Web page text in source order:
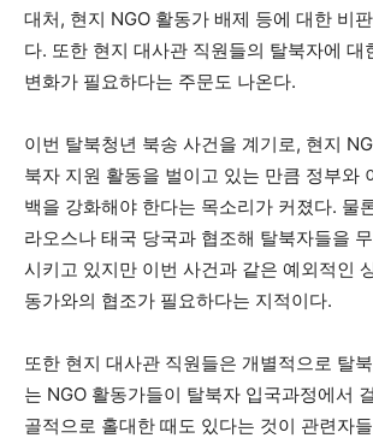
대처, 현지 NGO 활동가 배제 등에 대한 비
다. 또한 현지 대사관 직원들의 탈북자에 대
변화가 필요하다는 주문도 나온다.
이번 탈북청년 북송 사건을 계기로, 현지
북자 지원 활동을 벌이고 있는 만큼 정부와
백을 강화해야 한다는 목소리가 커졌다. 물
라오스나 태국 당국과 협조해 탈북자들을
시키고 있지만 이번 사건과 같은 예외적인
동가와의 협조가 필요하다는 지적이다.
또한 현지 대사관 직원들은 개별적으로 탈
는 NGO 활동가들이 탈북자 입국과정에서
골적으로 홀대한 때도 있다는 것이 관련자